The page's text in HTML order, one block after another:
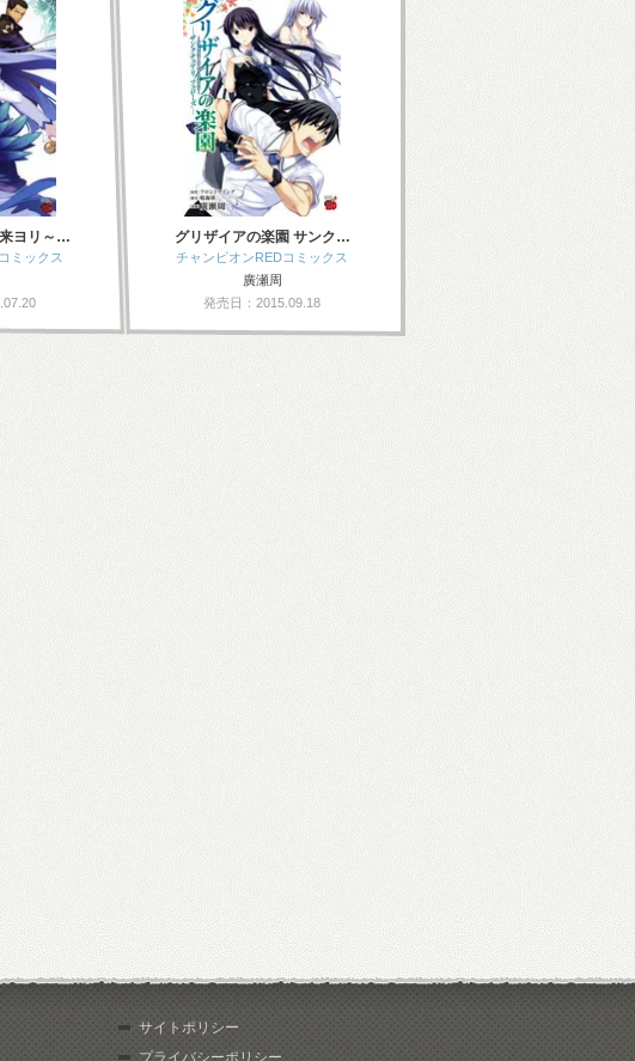
ヨリ～…
ミックス
グリザイアの楽園 サンク…
チャンピオンREDコミックス
廣瀬周
発売日：2015.09.18
サイトポリシー
プライバシーポリシー